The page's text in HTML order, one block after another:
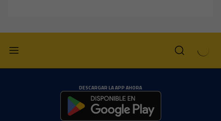
DESCARGAR LA APP AHORA